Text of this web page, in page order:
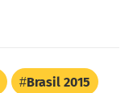
Brasil 2015